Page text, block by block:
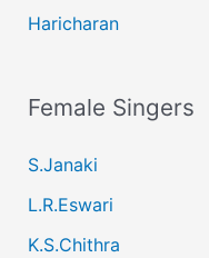
Haricharan
Female Singers
S.Janaki
L.R.Eswari
K.S.Chithra